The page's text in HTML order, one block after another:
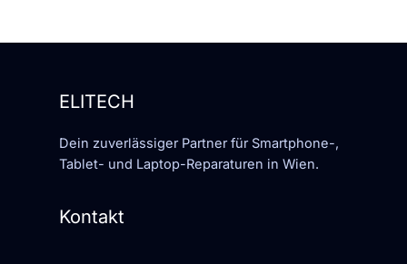
ELITECH
Dein zuverlässiger Partner für Smartphone-,
Tablet- und Laptop-Reparaturen in Wien.
Kontakt